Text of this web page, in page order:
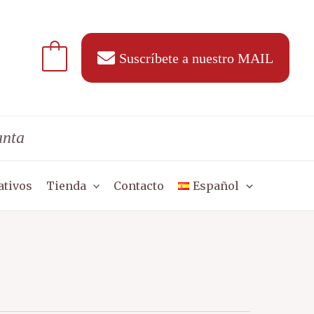
Suscríbete a nuestro MAIL
Tienda Contacto Español